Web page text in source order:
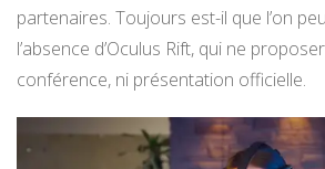
partenaires. Toujours est-il que l’on
l’absence d’Oculus Rift, qui ne
conférence, ni présentation officielle.